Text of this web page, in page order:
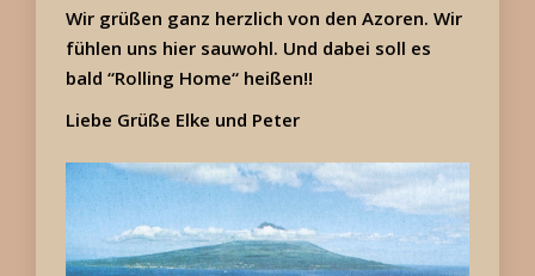
Wir grüßen ganz herzlich von den Azoren. Wir
fühlen uns hier sauwohl. Und dabei soll es
bald “Rolling Home“ heißen!!
Liebe Grüße Elke und Peter